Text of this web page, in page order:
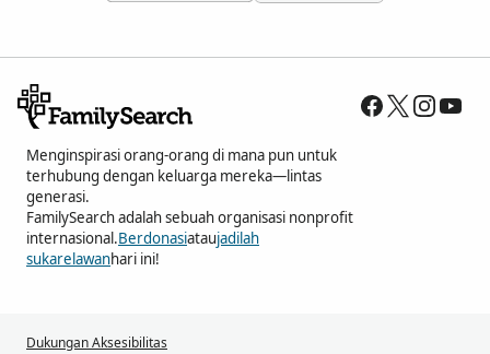
Menginspirasi orang-orang di mana pun untuk
terhubung dengan keluarga mereka—lintas
generasi.
FamilySearch adalah sebuah organisasi nonprofit
internasional.Berdonasiataujadilah
sukarelawanhari ini!
Dukungan Aksesibilitas